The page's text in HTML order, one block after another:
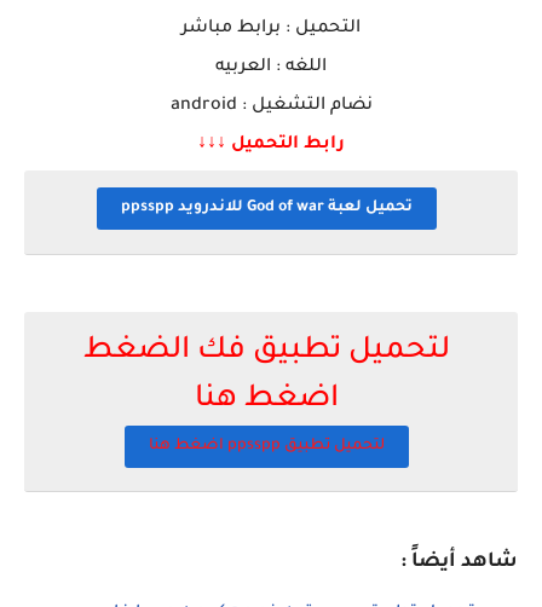
التحميل : برابط مباشر
اللغه : العربيه
نضام التشغيل : android
رابط التحميل ↓↓↓
تحميل لعبة God of war للاندرويد ppsspp
لتحميل تطبيق فك الضغط
اضغط هنا
لتحميل تطبيق ppsspp اضغط هنا
شاهد أيضاً :